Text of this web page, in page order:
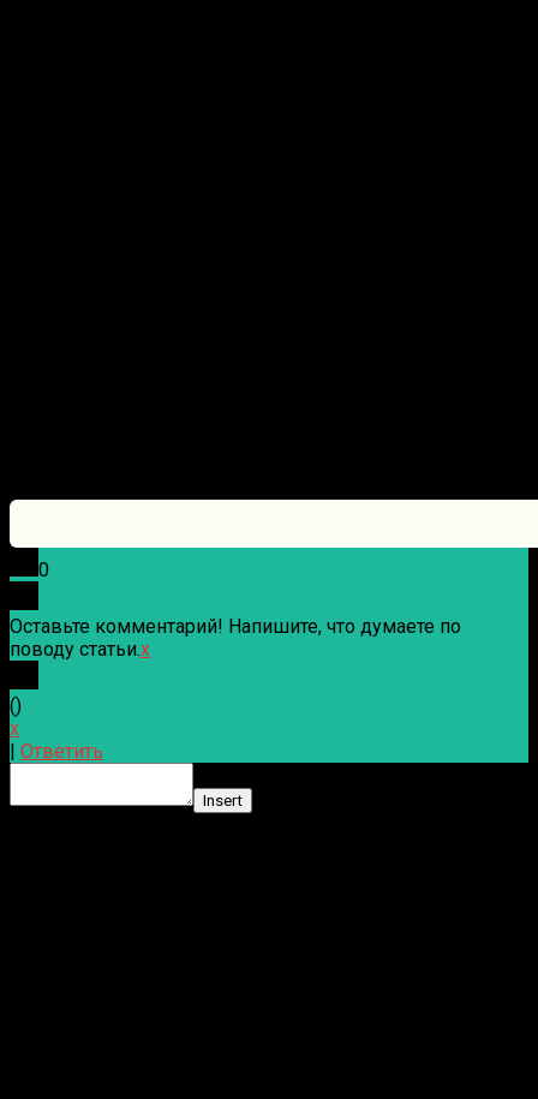
0
Оставьте комментарий! Напишите, что думаете по
поводу статьи.x
()
x
Ответить
Insert